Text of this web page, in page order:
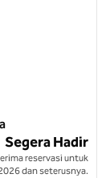
Segera Hadir
reservasi untuk
dan seterusnya.